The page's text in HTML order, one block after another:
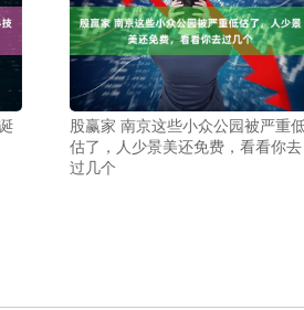
股赢家 南京这些小众公园被严重
估了，人少景美还免费，看看你去
过几个